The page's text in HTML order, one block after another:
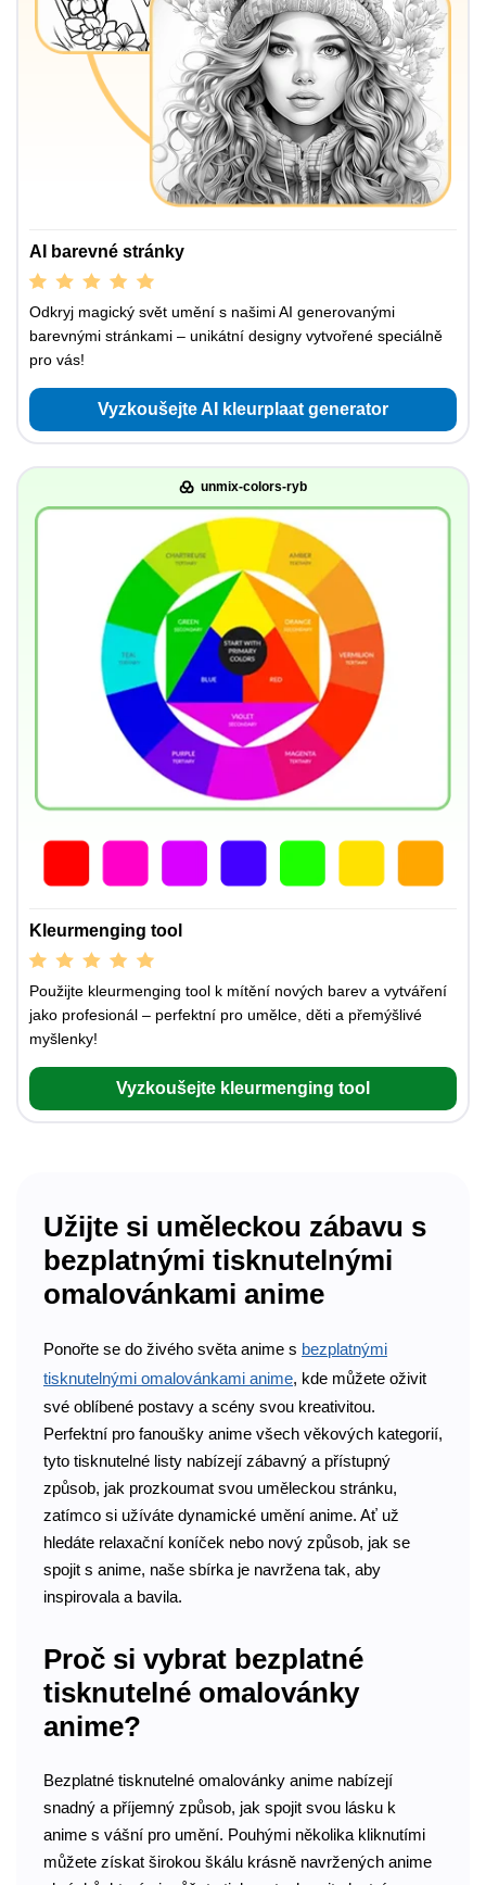
AI barevné stránky
Odkryj magický svět umění s našimi AI generovanými
barevnými stránkami – unikátní designy vytvořené speciálně
pro vás!
Vyzkoušejte AI kleurplaat generator
unmix-colors-ryb
Kleurmenging tool
Použijte kleurmenging tool k mítění nových barev a vytváření
jako profesionál – perfektní pro umělce, děti a přemýšlivé
myšlenky!
Vyzkoušejte kleurmenging tool
Užijte si uměleckou zábavu s
bezplatnými tisknutelnými
omalovánkami anime
Ponořte se do živého světa anime s bezplatnými
tisknutelnými omalovánkami anime, kde můžete oživit
své oblíbené postavy a scény svou kreativitou.
Perfektní pro fanoušky anime všech věkových kategorií,
tyto tisknutelné listy nabízejí zábavný a přístupný
způsob, jak prozkoumat svou uměleckou stránku,
zatímco si užíváte dynamické umění anime. Ať už
hledáte relaxační koníček nebo nový způsob, jak se
spojit s anime, naše sbírka je navržena tak, aby
inspirovala a bavila.
Proč si vybrat bezplatné
tisknutelné omalovánky
anime?
Bezplatné tisknutelné omalovánky anime nabízejí
snadný a příjemný způsob, jak spojit svou lásku k
anime s vášní pro umění. Pouhými několika kliknutími
můžete získat širokou škálu krásně navržených anime